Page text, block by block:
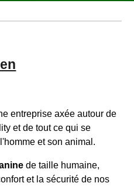
entreprise axée autour de
et de tout ce qui se
et son animal.
de taille humaine,
et la sécurité de nos